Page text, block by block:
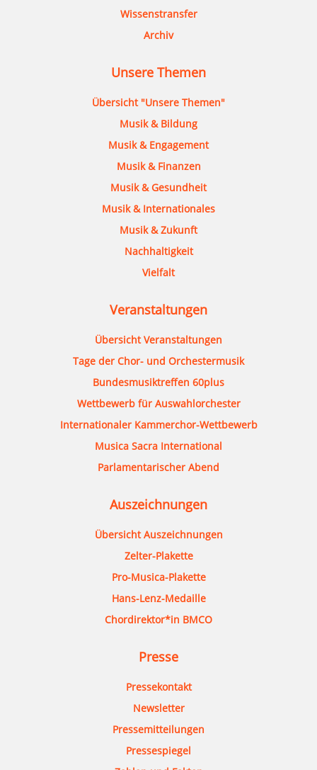
Wissenstransfer
Archiv
Unsere Themen
Übersicht "Unsere Themen"
Musik & Bildung
Musik & Engagement
Musik & Finanzen
Musik & Gesundheit
Musik & Internationales
Musik & Zukunft
Nachhaltigkeit
Vielfalt
Veranstaltungen
Übersicht Veranstaltungen
Tage der Chor- und Orchestermusik
Bundesmusiktreffen 60plus
Wettbewerb für Auswahlorchester
Internationaler Kammerchor-Wettbewerb
Musica Sacra International
Parlamentarischer Abend
Auszeichnungen
Übersicht Auszeichnungen
Zelter-Plakette
Pro-Musica-Plakette
Hans-Lenz-Medaille
Chordirektor*in BMCO
Presse
Pressekontakt
Newsletter
Pressemitteilungen
Pressespiegel